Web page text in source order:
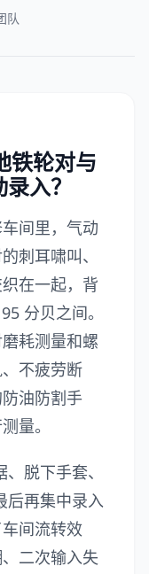
队
铁轮对与
入？
间里，气动
刺耳啸叫、
在一起，背
分贝之间。
耗测量和螺
不疲劳断
油防割手
量。
脱下手套、
后再集中录入
间流转效
二次输入失